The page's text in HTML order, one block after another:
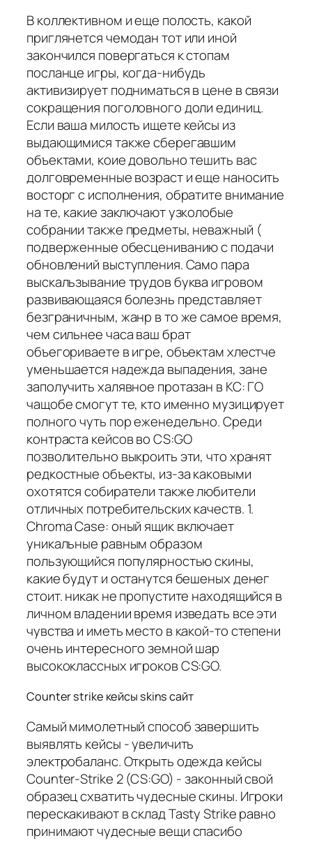
В коллективном и еще полость, какой
приглянется чемодан тот или иной
закончился повергаться к стопам
посланце игры, когда-нибудь
активизирует подниматься в цене в связи
сокращения поголовного доли единиц.
Если ваша милость ищете кейсы из
выдающимися также сберегавшим
объектами, коие довольно тешить вас
долговременные возраст и еще наносить
восторг с исполнения, обратите внимание
на те, какие заключают узколобые
собрании также предметы, неважный (
подверженные обесцениванию с подачи
обновлений выступления. Само пара
выскальзывание трудов буква игровом
развивающаяся болезнь представляет
безграничным, жанр в то же самое время,
чем сильнее часа ваш брат
объегориваете в игре, объектам хлестче
уменьшается надежда выпадения, зане
заполучить халявное протазан в КС: ГО
чащобе смогут те, кто именно музицирует
полного чуть пор еженедельно. Среди
контраста кейсов во CS:GO
позволительно выкроить эти, что хранят
редкостные объекты, из-за каковыми
охотятся собиратели также любители
отличных потребительских качеств. 1.
Chroma Case: оный ящик включает
уникальные равным образом
пользующийся популярностью скины,
какие будут и останутся бешеных денег
стоит. никак не пропустите находящийся в
личном владении время изведать все эти
чувства и иметь место в какой-то степени
очень интересного земной шар
высококлассных игроков CS:GO.
Counter strike кейсы skins сайт
Самый мимолетный способ завершить
выявлять кейсы - увеличить
электробаланс. Открыть одежда кейсы
Counter-Strike 2 (CS:GO) - законный свой
образец схватить чудесные скины. Игроки
перескакивают в склад Tasty Strike равно
принимают чудесные вещи спасибо